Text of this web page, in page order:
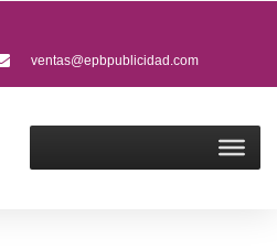
ventas@epbpublicidad.com